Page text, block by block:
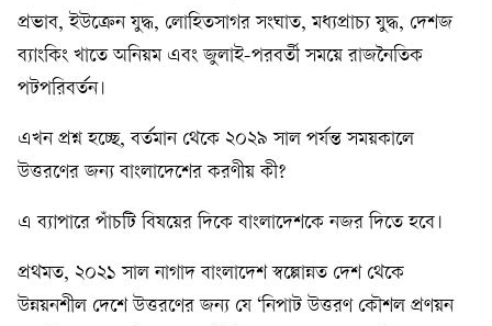
প্রভাব, ইউক্রেন যুদ্ধ, লোহিতসাগর সংঘাত, মধ্যপ্রাচ্য যুদ্ধ, দেশজ
ব‍্যাংকিং খাতে অনিয়ম এবং জুলাই-পরবর্তী সময়ে রাজনৈতিক
পটপরিবর্তন।
এখন প্রশ্ন হচ্ছে, বর্তমান থেকে ২০২৯ সাল পর্যন্ত সময়কালে
উত্তরণের জন‍্য বাংলাদেশের করণীয় কী?
এ ব‍্যাপারে পাঁচটি বিষয়ের দিকে বাংলাদেশকে নজর দিতে হবে।
প্রথমত, ২০২১ সাল নাগাদ বাংলাদেশ স্বল্পোন্নত দেশ থেকে
উন্নয়নশীল দেশে উত্তরণের জন‍্য যে ‘নিপাট উত্তরণ কৌশল প্রণয়ন